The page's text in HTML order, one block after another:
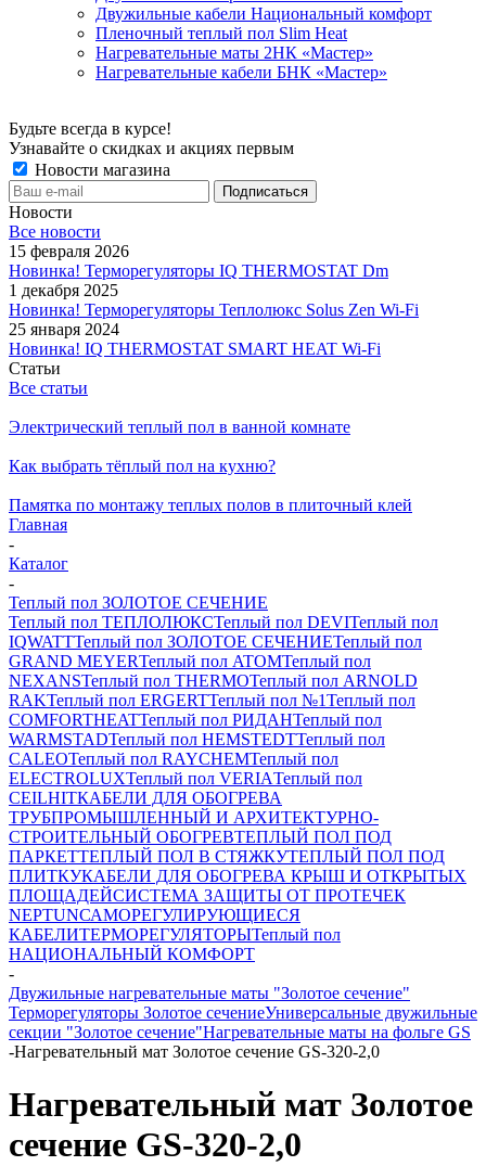
Двужильные кабели Национальный комфорт
Пленочный теплый пол Slim Heat
Нагревательные маты 2НК «Мастер»
Нагревательные кабели БНК «Мастер»
Будьте всегда в курсе!
Узнавайте о скидках и акциях первым
Новости магазина
Новости
Все новости
15 февраля 2026
Новинка! Терморегуляторы IQ THERMOSTAT Dm
1 декабря 2025
Новинка! Терморегуляторы Теплолюкс Solus Zen Wi-Fi
25 января 2024
Новинка! IQ THERMOSTAT SMART HEAT Wi-Fi
Статьи
Все статьи
Электрический теплый пол в ванной комнате
Как выбрать тёплый пол на кухню?
Памятка по монтажу теплых полов в плиточный клей
Главная
-
Каталог
-
Теплый пол ЗОЛОТОЕ СЕЧЕНИЕ
Теплый пол ТЕПЛОЛЮКСТеплый пол DEVIТеплый пол
IQWATTТеплый пол ЗОЛОТОЕ СЕЧЕНИЕТеплый пол
GRAND MEYERТеплый пол ATOMТеплый пол
NEXANSТеплый пол THERMOТеплый пол ARNOLD
RAKТеплый пол ERGERTТеплый пол №1Теплый пол
COMFORTHEATТеплый пол РИДАНТеплый пол
WARMSTADТеплый пол HEMSTEDTТеплый пол
CALEOТеплый пол RAYCHEMТеплый пол
ELECTROLUXТеплый пол VERIAТеплый пол
CEILHITКАБЕЛИ ДЛЯ ОБОГРЕВА
ТРУБПРОМЫШЛЕННЫЙ И АРХИТЕКТУРНО-
СТРОИТЕЛЬНЫЙ ОБОГРЕВТЕПЛЫЙ ПОЛ ПОД
ПАРКЕТТЕПЛЫЙ ПОЛ В СТЯЖКУТЕПЛЫЙ ПОЛ ПОД
ПЛИТКУКАБЕЛИ ДЛЯ ОБОГРЕВА КРЫШ И ОТКРЫТЫХ
ПЛОЩАДЕЙСИСТЕМА ЗАЩИТЫ ОТ ПРОТЕЧЕК
NEPTUNСАМОРЕГУЛИРУЮЩИЕСЯ
КАБЕЛИТЕРМОРЕГУЛЯТОРЫТеплый пол
НАЦИОНАЛЬНЫЙ КОМФОРТ
-
Двужильные нагревательные маты "Золотое сечение"
Терморегуляторы Золотое сечениеУниверсальные двужильные
секции "Золотое сечение"Нагревательные маты на фольге GS
-Нагревательный мат Золотое сечение GS-320-2,0
Нагревательный мат Золотое
сечение GS-320-2,0